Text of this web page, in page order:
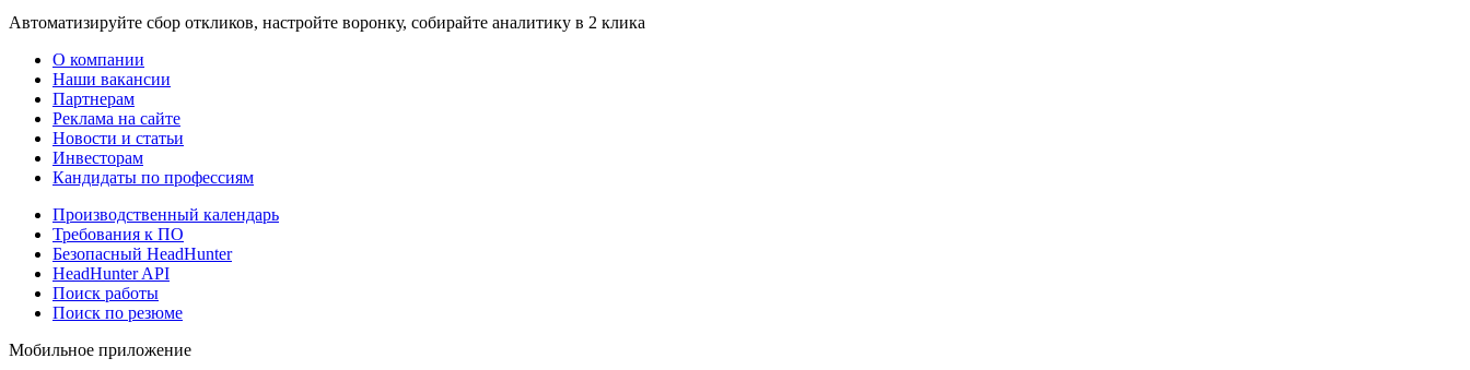
Автоматизируйте сбор откликов, настройте воронку, собирайте аналитику в 2 клика
О компании
Наши вакансии
Партнерам
Реклама на сайте
Новости и статьи
Инвесторам
Кандидаты по профессиям
Производственный календарь
Требования к ПО
Безопасный HeadHunter
HeadHunter API
Поиск работы
Поиск по резюме
Мобильное приложение